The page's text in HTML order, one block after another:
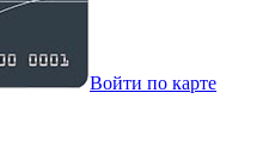
Войти по карте